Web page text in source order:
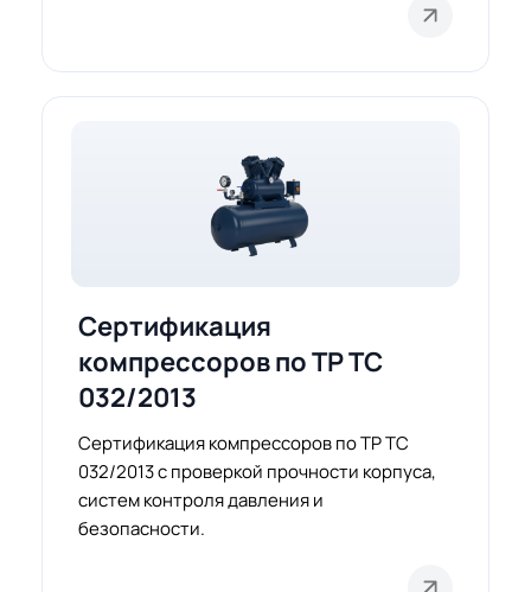
Сертификация
компрессоров по ТР ТС
032/2013
Сертификация компрессоров по ТР ТС
032/2013 с проверкой прочности корпуса,
систем контроля давления и
безопасности.